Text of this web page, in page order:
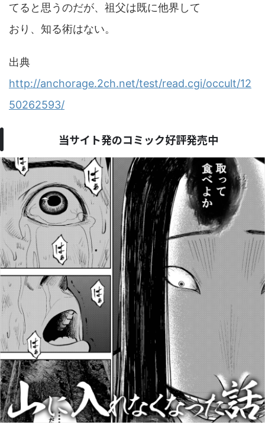
てると思うのだが、祖父は既に他界して
おり、知る術はない。
出典
http://anchorage.2ch.net/test/read.cgi/occult/12
50262593/
当サイト発のコミック好評発売中